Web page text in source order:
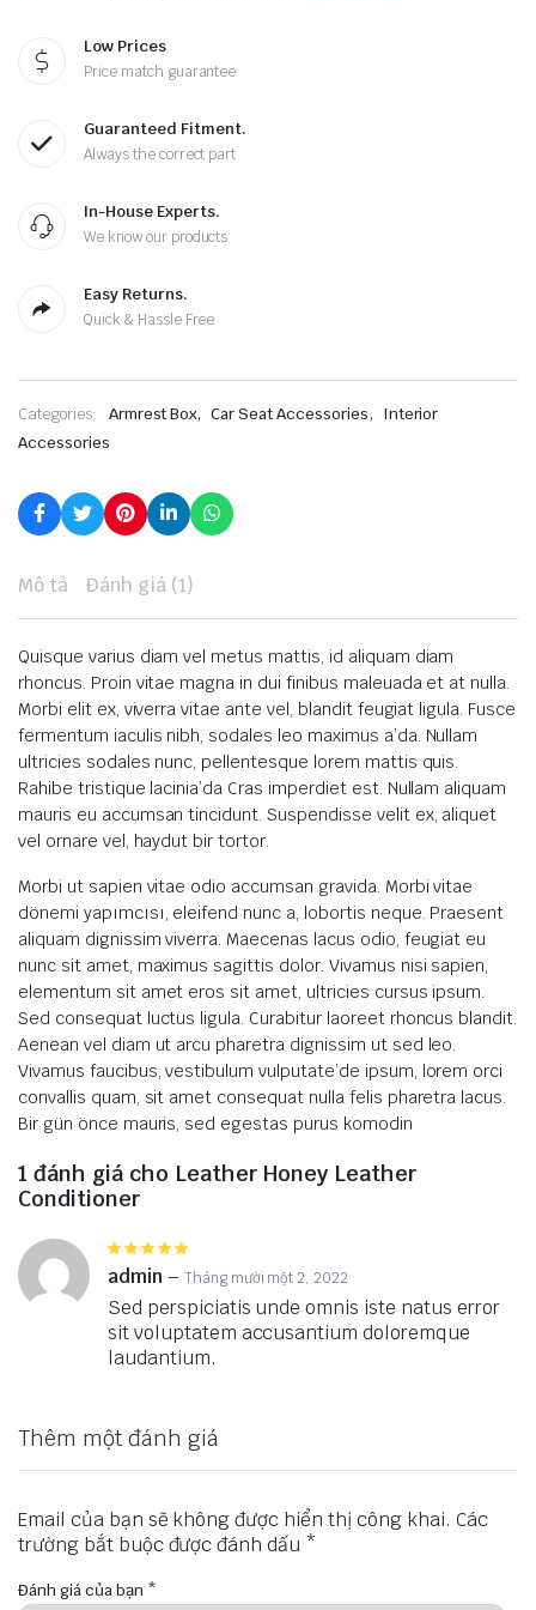
Low Prices
Price match guarantee
Guaranteed Fitment.
Always the correct part
In-House Experts.
We know our products
Easy Returns.
Quick & Hassle Free
Categories: Armrest Box, Car Seat Accessories, Interior
Accessories
Mô tả Đánh giá (1)
Quisque varius diam vel metus mattis, id aliquam diam
rhoncus. Proin vitae magna in dui finibus maleuada et at nulla.
Morbi elit ex, viverra vitae ante vel, blandit feugiat ligula. Fusce
fermentum iaculis nibh, sodales leo maximus a’da. Nullam
ultricies sodales nunc, pellentesque lorem mattis quis.
Rahibe tristique lacinia’da Cras imperdiet est. Nullam aliquam
mauris eu accumsan tincidunt. Suspendisse velit ex, aliquet
vel ornare vel, haydut bir tortor.
Morbi ut sapien vitae odio accumsan gravida. Morbi vitae
dönemi yapımcısı, eleifend nunc a, lobortis neque. Praesent
aliquam dignissim viverra. Maecenas lacus odio, feugiat eu
nunc sit amet, maximus sagittis dolor. Vivamus nisi sapien,
elementum sit amet eros sit amet, ultricies cursus ipsum.
Sed consequat luctus ligula. Curabitur laoreet rhoncus blandit.
Aenean vel diam ut arcu pharetra dignissim ut sed leo.
Vivamus faucibus, vestibulum vulputate’de ipsum, lorem orci
convallis quam, sit amet consequat nulla felis pharetra lacus.
Bir gün önce mauris, sed egestas purus komodin
1 đánh giá cho Leather Honey Leather
Conditioner
xếp hạng
5 sao
admin– Tháng mười một 2, 2022
Sed perspiciatis unde omnis iste natus error
sit voluptatem accusantium doloremque
laudantium.
Thêm một đánh giá
Email của bạn sẽ không được hiển thị công khai. Các
trường bắt buộc được đánh dấu *
Đánh giá của bạn *